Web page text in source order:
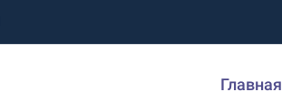
Главная